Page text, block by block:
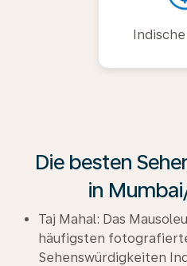
Die besten
in
Taj Mahal: Das
häufigsten
Sehenswürdigkeiten